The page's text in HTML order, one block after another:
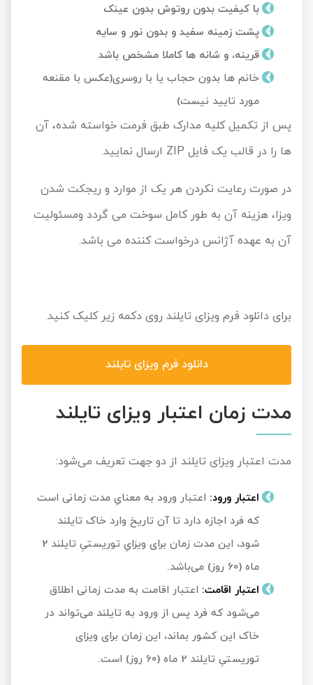
با کیفیت بدون روتوش بدون عینک
پشت زمینه سفید و بدون نور و سایه
قرینه، و شانه ها کاملا مشخص باشد
خانم ها بدون حجاب یا با روسری(عکس با مقنعه
مورد تایید نیست)
پس از تکمیل کلیه مدارک طبق فرمت خواسته شده، آن
ها را در قالب یک فایل ZIP ارسال نمایید.
در صورت رعایت نکردن هر یک از موارد و ریجکت شدن
ویزا، هزینه آن به طور کامل سوخت می گردد ومسئولیت
آن به عهده آژانس درخواست کننده می باشد.
برای دانلود فرم ویزای تایلند روی دکمه زیر کلیک کنید.
دانلود فرم ویزای تایلند
مدت زمان اعتبار ویزای تایلند
مدت اعتبار ویزای تایلند از دو جهت تعریف می‌شود:
اعتبار ورود: اعتبار ورود به معنایِ مدت زمانی است
که فرد اجازه دارد تا آن تاریخ وارد خاک تایلند
شود، این مدت زمان برای ویزایِ توریستیِ تایلند 2
ماه (60 روز) می‌باشد.
اعتبار اقامت: اعتبار اقامت به مدت زمانی اطلاق
می‌شود که فرد پس از ورود به تایلند می‌تواند در
خاک این کشور بماند، این زمان برای ویزای
توریستیِ تایلند 2 ماه (60 روز) است.